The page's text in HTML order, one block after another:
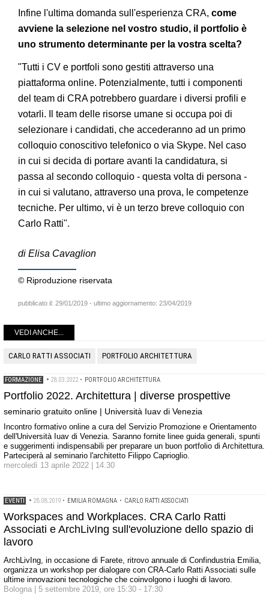
Infine l'ultima domanda sull'esperienza CRA, come
avviene la selezione nel vostro studio, il portfolio è
uno strumento determinante per la vostra scelta?
"Tutti i CV e portfoli sono gestiti attraverso una
piattaforma online. Potenzialmente, tutti i componenti
del team di CRA potrebbero guardare i diversi profili e
votarli. Il team delle risorse umane si occupa poi di
selezionare i candidati, che accederanno ad un primo
colloquio conoscitivo telefonico o via Skype. Nel caso
in cui si decida di portare avanti la candidatura, si
passa al secondo colloquio - questa volta di persona -
in cui si valutano, attraverso una prova, le competenze
tecniche. Per ultimo, vi è un terzo breve colloquio con
Carlo Ratti".
di Elisa Cavaglion
© Riproduzione riservata
pubblicato il: 29/01/2019 - ultimo aggiornamento: 23/04/2019
VEDI ANCHE...
CARLO RATTI ASSOCIATI PORTFOLIO ARCHITETTURA
FORMAZIONE • 28.03.2022 • PORTFOLIO ARCHITETTURA
Portfolio 2022. Architettura | diverse prospettive
seminario gratuito online | Università Iuav di Venezia
Incontro formativo online a cura del Servizio Promozione e Orientamento
dell'Università Iuav di Venezia. Saranno fornite linee guida generali, spunti
e suggerimenti indispensabili per preparare un buon portfolio di Architettura.
Parteciperà al seminario l'architetto Filippo Caprioglio.
mercoledì 13 aprile 2022 | 14.30
EVENTI • 28.08.2019 • EMILIA ROMAGNA • CARLO RATTI ASSOCIATI
Workspaces and Workplaces. CRA Carlo Ratti
Associati e ArchLivIng sull'evoluzione dello spazio di
lavoro
ArchLivIng, in occasione di Farete, ritrovo annuale di Confindustria Emilia,
organizza un workshop per dialogare con CRA-Carlo Ratti Associati sulle
ultime innovazioni tecnologiche che coinvolgono i luoghi di lavoro.
Bologna | 5 settembre 2019, ore 15:30 - 17:30